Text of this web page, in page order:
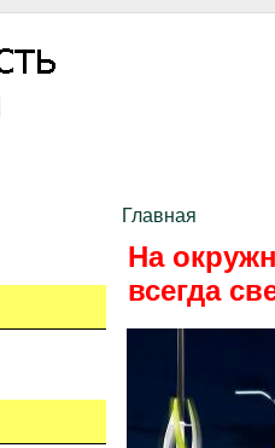
Главная
На
всегда